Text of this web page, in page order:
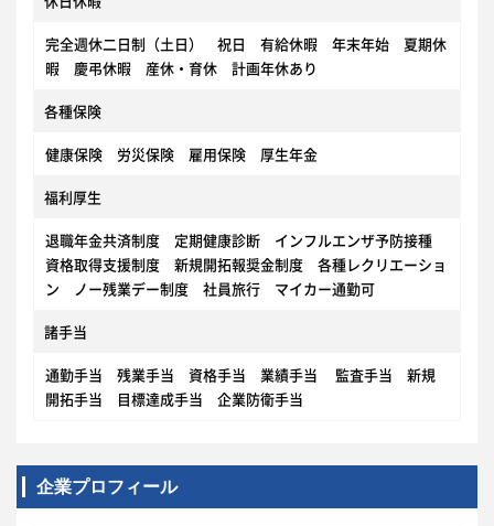
完全週休二日制（土日） 祝日 有給休暇 年末年始 夏期休
暇 慶弔休暇 産休・育休 計画年休あり
各種保険
健康保険 労災保険 雇用保険 厚生年金
福利厚生
退職年金共済制度 定期健康診断 インフルエンザ予防接種
資格取得支援制度 新規開拓報奨金制度 各種レクリエーショ
ン ノー残業デー制度 社員旅行 マイカー通勤可
諸手当
通勤手当 残業手当 資格手当 業績手当 監査手当 新規
開拓手当 目標達成手当 企業防衛手当
企業プロフィール